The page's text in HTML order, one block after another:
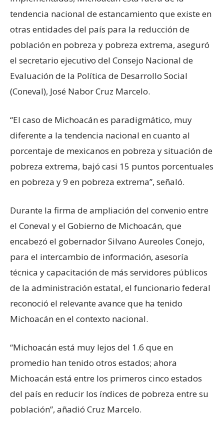
tendencia nacional de estancamiento que existe en
otras entidades del país para la reducción de
población en pobreza y pobreza extrema, aseguró
el secretario ejecutivo del Consejo Nacional de
Evaluación de la Política de Desarrollo Social
(Coneval), José Nabor Cruz Marcelo.
“El caso de Michoacán es paradigmático, muy
diferente a la tendencia nacional en cuanto al
porcentaje de mexicanos en pobreza y situación de
pobreza extrema, bajó casi 15 puntos porcentuales
en pobreza y 9 en pobreza extrema”, señaló.
Durante la firma de ampliación del convenio entre
el Coneval y el Gobierno de Michoacán, que
encabezó el gobernador Silvano Aureoles Conejo,
para el intercambio de información, asesoría
técnica y capacitación de más servidores públicos
de la administración estatal, el funcionario federal
reconoció el relevante avance que ha tenido
Michoacán en el contexto nacional.
“Michoacán está muy lejos del 1.6 que en
promedio han tenido otros estados; ahora
Michoacán está entre los primeros cinco estados
del país en reducir los índices de pobreza entre su
población”, añadió Cruz Marcelo.